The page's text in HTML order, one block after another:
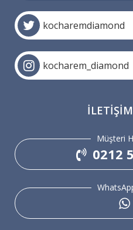
kocharemdiamond
kocharem_diamond
Müşteri
0212